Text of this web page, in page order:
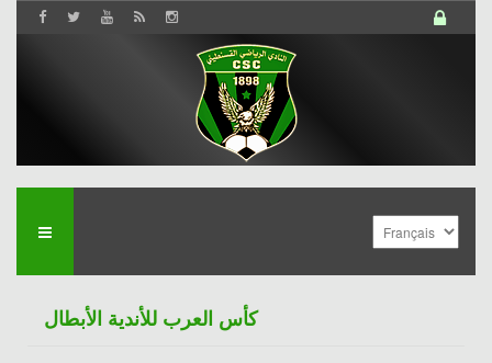
كأس العرب للأندية الأبطال